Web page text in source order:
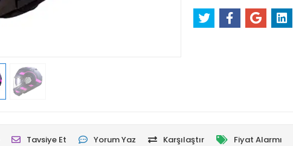
Tavsiye Et Yorum Yaz Karşılaştır Fiyat Alarmı